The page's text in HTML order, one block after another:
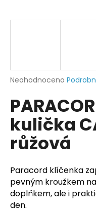
Průměrné
produktu
je
0,0
5
hvězdiček.
Neohodnoceno
kulička
růžová
Paracord klíčenka
pevným kroužkem
doplňkem, ale i
den.
j
?
o
p
o
r